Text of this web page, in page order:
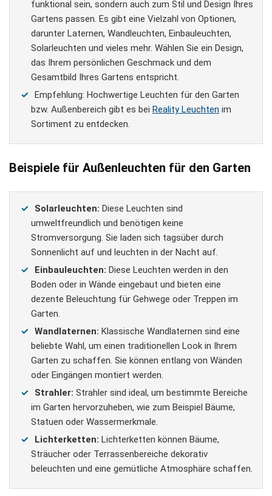
funktional sein, sondern auch zum Stil und Design Ihres
Gartens passen. Es gibt eine Vielzahl von Optionen,
darunter Laternen, Wandleuchten, Einbauleuchten,
Solarleuchten und vieles mehr. Wählen Sie ein Design,
das Ihrem persönlichen Geschmack und dem
Gesamtbild Ihres Gartens entspricht.
Empfehlung: Hochwertige Leuchten für den Garten
bzw. Außenbereich gibt es bei Reality Leuchten im
Sortiment zu entdecken.
Beispiele für Außenleuchten für den Garten
Solarleuchten: Diese Leuchten sind
umweltfreundlich und benötigen keine
Stromversorgung. Sie laden sich tagsüber durch
Sonnenlicht auf und leuchten in der Nacht auf.
Einbauleuchten: Diese Leuchten werden in den
Boden oder in Wände eingebaut und bieten eine
dezente Beleuchtung für Gehwege oder Treppen im
Garten.
Wandlaternen: Klassische Wandlaternen sind eine
beliebte Wahl, um einen traditionellen Look in Ihrem
Garten zu schaffen. Sie können entlang von Wänden
oder Eingängen montiert werden.
Strahler: Strahler sind ideal, um bestimmte Bereiche
im Garten hervorzuheben, wie zum Beispiel Bäume,
Statuen oder Wassermerkmale.
Lichterketten: Lichterketten können Bäume,
Sträucher oder Terrassenbereiche dekorativ
beleuchten und eine gemütliche Atmosphäre schaffen.